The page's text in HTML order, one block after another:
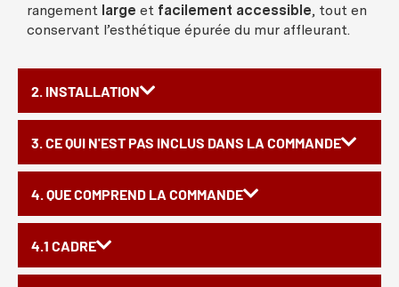
2. INSTALLATION
3. CE QUI N'EST PAS INCLUS DANS LA COMMANDE
4. QUE COMPREND LA COMMANDE
4.1 CADRE
rangement large et facilement accessible, tout en
conservant l’esthétique épurée du mur affleurant.